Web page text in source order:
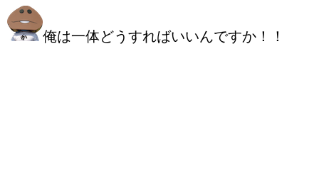
俺は一体どうすればいいんですか！！